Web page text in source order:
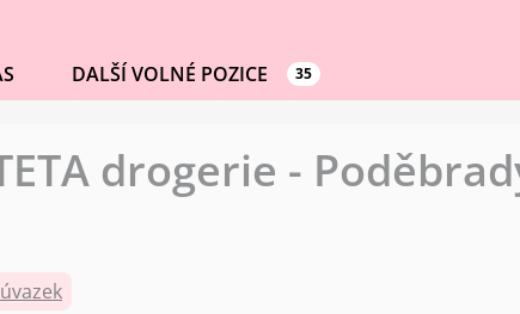
DALŠÍ VOLNÉ POZICE 35
drogerie -